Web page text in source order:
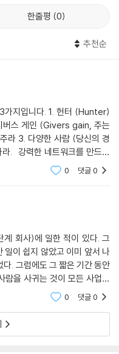
겨야 한다는 것은 당연하지만
방해가 될 수도 있다. p.154
달하라. 지체하면 당신의 동
빠서 잊어버리고 전달 못할
기회도 별로 많지 않다. p.165
못하다. 그러나 누군가를 돕
정으로 다른 사람들을 도움
임대인(anchor tenant. 역주:
도록 하는 인기 있는 상점)
다. 앵커 게스트란 다른 분야
래서 함께 나눌 것이 많은 사람
인 영향을 미친다. p.188
느 정도의 시간을 쓴다고 생
, 분류한다. 누군가가 7초 동
로 결정한다고 생각하면 좀
사업을 네트워킹을 통해 한다
하는 대학이 한 곳도 없다.
사업상 모임에 참석해서 사
각한다. 그나마 좀 안다는 사
스 전략에 불과하다는 인식을
율적인 네트워킹이라는 결과
면에 일부 사업가들은 네트워
. 네트워킹을 마케팅과 비즈니
부로 실천한다.
간 전략이 비즈니스 네트워
한다. 책장을 넘기다 보면 새
욕을 충족시킬 강력한 네트
즈니스를 혼자 하지 않는다.
, 좋은 기억을 남기고, 시간을
고, 스스로 전문가가 되며, 최
는 일을 제대로 한다. 사람들
한줄평 0
추천순
1. 헌터 (Hunter)
의 경
는
, 누구를 아는가가
0 댓글0
계 회사)에 일한 적이 있다. 그
이 쉽지 않았고 이미 앞서 나
. 그럼에도 그 짧은 기간 동안
람을 사귀는 것이 모든 사업의
사귀고 신뢰를 쌓고 그들을 통
0 댓글0